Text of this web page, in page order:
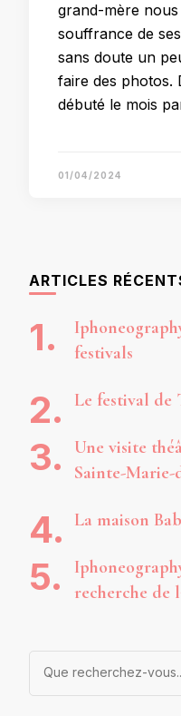
grand-mère
souffrance de
sans doute un
faire des photos.
débuté le mois
01/04/2024
ARTICLES
festivals
Le festival de
Une visite
Sainte-Marie-
La maison
recherche de
Vous